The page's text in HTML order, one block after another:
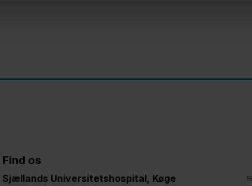
Find os
Sjællands Universitetshospital, Køge